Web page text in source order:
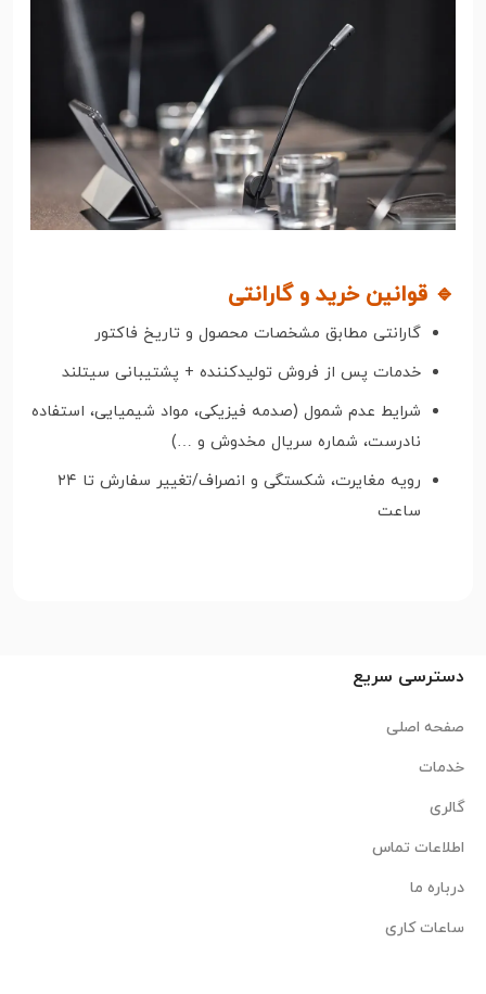
🔹 قوانین خرید و گارانتی
گارانتی مطابق مشخصات محصول و تاریخ فاکتور
خدمات پس از فروش تولیدکننده + پشتیبانی سیتلند
شرایط عدم شمول (صدمه فیزیکی، مواد شیمیایی، استفاده
نادرست، شماره سریال مخدوش و …)
رویه مغایرت، شکستگی و انصراف/تغییر سفارش تا ۲۴
ساعت
دسترسی سریع
صفحه اصلی
خدمات
گالری
اطلاعات تماس
درباره ما
ساعات کاری